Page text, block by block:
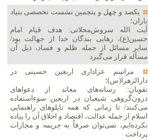
یکصد و چهل و پنجمین نشست تخصصی بنیاد
باران؛
آیت الله سروش‌محلاتی: هدف قیام امام
حسین(ع)، رهایی بندگان خدا از جهالت بود/
سایر مسائل از جمله ظلم و فساد، ذیل آن
مسأله قرار می‌گیرد
مراسم عزاداری اربعین حسینی در
دارالزهرا(س)؛
نقویان: رسانه‌های معاند از دعواهای
درون‌گروهی شیعیان در اربعین سوءاستفاده
می‌کنند/ تا زمانی که همه تابلوهای راهنمایی
اسلام از جمله عدالت، اقتصاد و اخلاق آن را پیاده
نکرده‌ایم، نمی‌توان صرفاً به جریمه و مجازات
پرداخت